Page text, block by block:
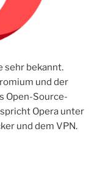
sehr bekannt.
und der
Open-Source-
Opera unter
und dem VPN.